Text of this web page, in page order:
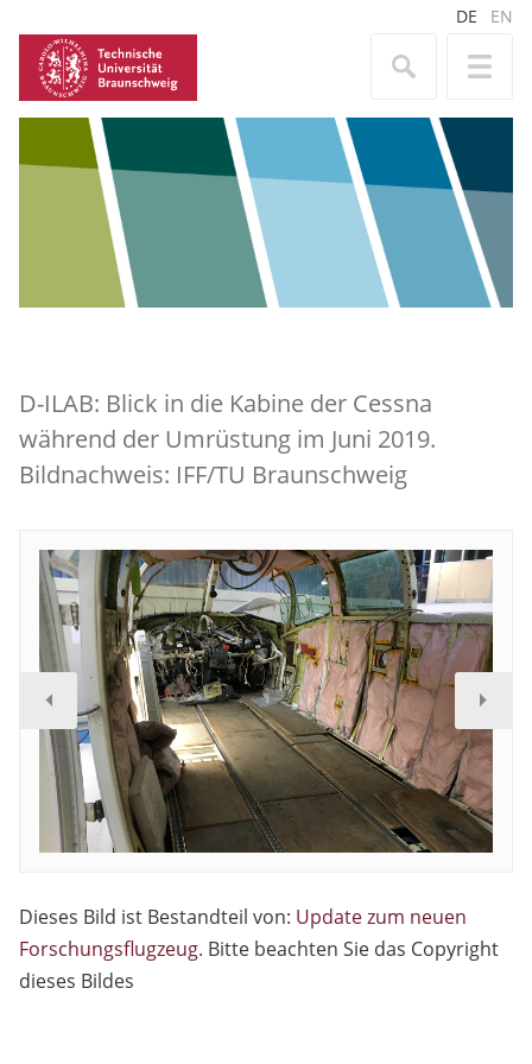
DE EN
D-ILAB: Blick in die Kabine der Cessna
während der Umrüstung im Juni 2019.
Bildnachweis: IFF/TU Braunschweig
Dieses Bild ist Bestandteil von: Update zum neuen
Forschungsflugzeug. Bitte beachten Sie das Copyright
dieses Bildes